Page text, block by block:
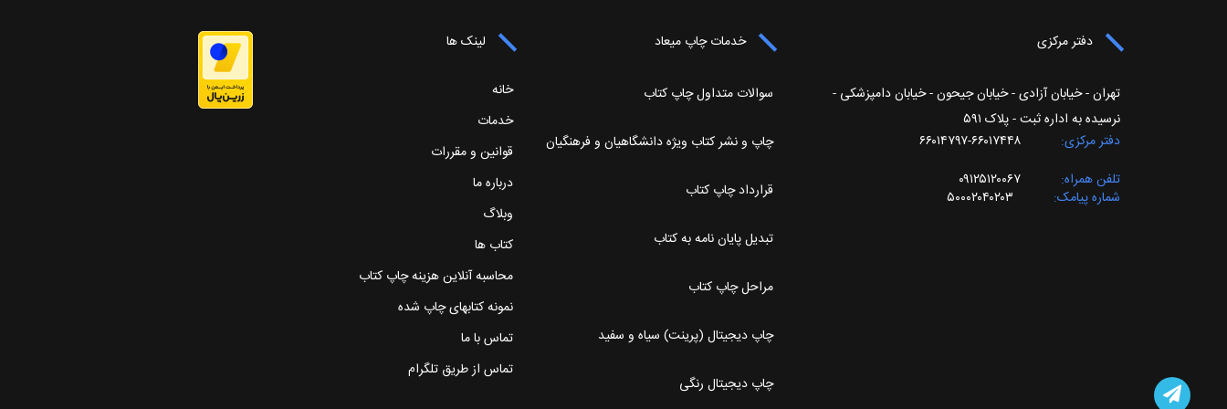
دفتر مرکزی
تهران - خیابان آزادی - خیابان جیحون - خیابان دامپزشکی -
نرسیده به اداره ثبت - پلاک ۵۹۱
دفتر مرکزی
۶۶۰۱۷۴۴۸-۶۶۰۱۴۷۹۷
تلفن همراه
۰۹۱۲۵۱۲۰۰۶۷
شماره پیامک
۵۰۰۰۲۰۴۰۲۰۳
خدمات چاپ میعاد
سوالات متداول چاپ کتاب
چاپ و نشر کتاب ویژه دانشگاهیان و فرهنگیان
قرارداد چاپ کتاب
تبدیل پایان نامه به کتاب
مراحل چاپ کتاب
چاپ دیجیتال (پرینت) سیاه و سفید
چاپ دیجیتال رنگی
لینک ها
خانه
خدمات
قوانین و مقررات
درباره ما
وبلاگ
کتاب ها
محاسبه آنلاین هزینه چاپ کتاب
نمونه کتابهای چاپ شده
تماس با ما
تماس از طریق تلگرام